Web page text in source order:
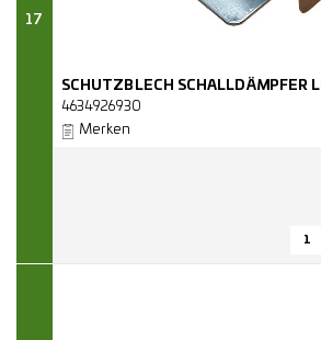
17
SCHUTZBLECH SCHALLDÄMPFER LI
4634926930
Merken